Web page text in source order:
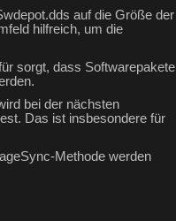
auf die Größe der
hilfreich, um die
sorgt, dass Softwarepakete
bei der nächsten
Das ist insbesondere für
Methode werden